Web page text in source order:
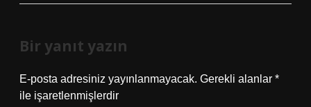
Bir yanıt yazın
E-posta adresiniz yayınlanmayacak. Gerekli alanlar *
ile işaretlenmişlerdir